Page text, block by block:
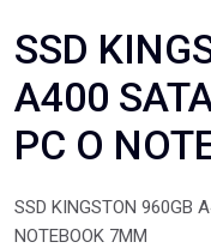
SSD
A400
PC O
SSD KINGSTON 960GB
NOTEBOOK 7MM